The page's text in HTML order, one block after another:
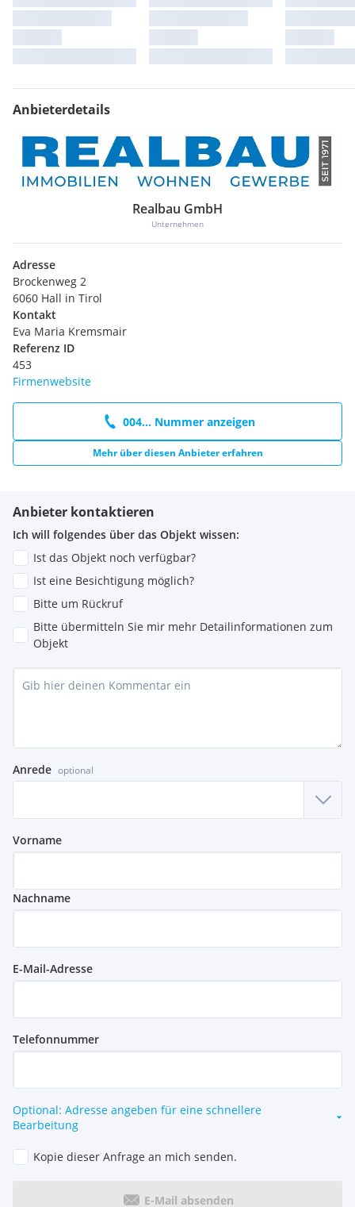
Anbieterdetails
Realbau GmbH
Unternehmen
Adresse
Brockenweg 2
6060 Hall in Tirol
Kontakt
Eva Maria Kremsmair
Referenz ID
453
Firmenwebsite
004... Nummer anzeigen
Mehr über diesen Anbieter erfahren
Anbieter kontaktieren
Ich will folgendes über das Objekt wissen:
Ist das Objekt noch verfügbar?
Ist eine Besichtigung möglich?
Bitte um Rückruf
Bitte übermitteln Sie mir mehr Detailinformationen zum
Objekt
Anrede optional
Vorname
Nachname
E-Mail-Adresse
Telefonnummer
Optional: Adresse angeben für eine schnellere
Bearbeitung
Kopie dieser Anfrage an mich senden.
E-Mail absenden